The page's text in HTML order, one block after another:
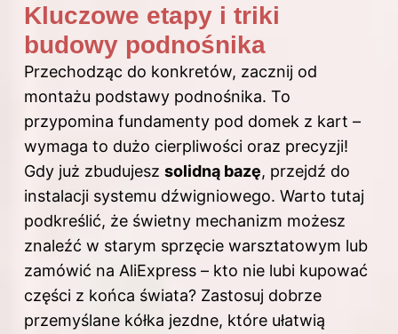
Kluczowe etapy i triki
budowy podnośnika
Przechodząc do konkretów, zacznij od
montażu podstawy podnośnika. To
przypomina fundamenty pod domek z kart –
wymaga to dużo cierpliwości oraz precyzji!
Gdy już zbudujesz solidną bazę, przejdź do
instalacji systemu dźwigniowego. Warto tutaj
podkreślić, że świetny mechanizm możesz
znaleźć w starym sprzęcie warsztatowym lub
zamówić na AliExpress – kto nie lubi kupować
części z końca świata? Zastosuj dobrze
przemyślane kółka jezdne, które ułatwią